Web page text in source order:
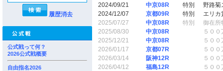
履歴消去
公式戦って何？
2026公式戦概要
自由指名2026
2024/09/21
中京08R 特別
野路菊
2024/12/07
京都09R 特別
エリカ
2025/07/27
中京08R 特別
御在所
2025/08/30
中京08R
５０
2025/12/21
中京08R
５０
2026/01/17
京都07R
５０
2026/03/14
阪神12R
５０
2026/04/12
福島12R
５０